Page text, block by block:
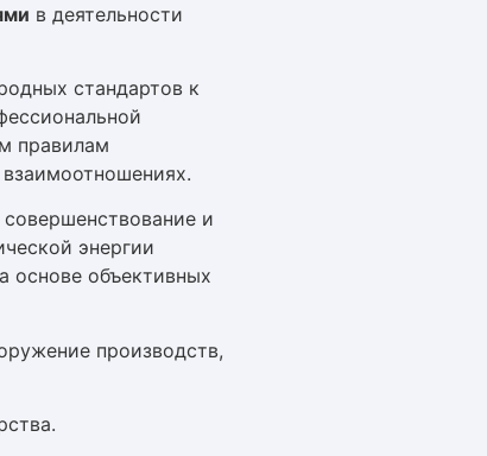
в деятельности
стандартов к
правилам
и
энергии
основе объективных
производств,